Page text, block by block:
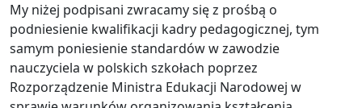
My niżej podpisani zwracamy się z prośbą o
podniesienie kwalifikacji kadry pedagogicznej, tym
samym poniesienie standardów w zawodzie
nauczyciela w polskich szkołach poprzez
Rozporządzenie Ministra Edukacji Narodowej w